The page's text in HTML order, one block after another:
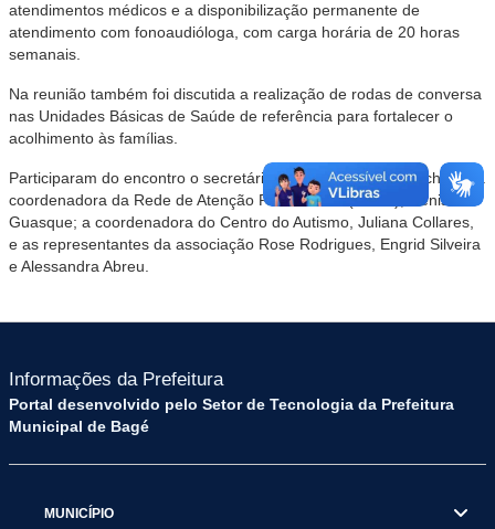
atendimentos médicos e a disponibilização permanente de
atendimento com fonoaudióloga, com carga horária de 20 horas
semanais.
Na reunião também foi discutida a realização de rodas de conversa
nas Unidades Básicas de Saúde de referência para fortalecer o
acolhimento às famílias.
Participaram do encontro o secretário de Saúde, Gilson Machado; a
coordenadora da Rede de Atenção Psicossocial (RAPS), Denise
Guasque; a coordenadora do Centro do Autismo, Juliana Collares,
e as representantes da associação Rose Rodrigues, Engrid Silveira
e Alessandra Abreu.
Informações da Prefeitura
Portal desenvolvido pelo Setor de Tecnologia da Prefeitura
Municipal de Bagé
MUNICÍPIO